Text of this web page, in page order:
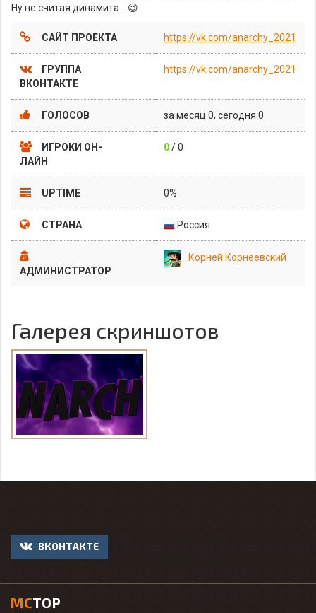
Ну не считая динамита... 😉
САЙТ ПРОЕКТА https://vk.com/anarchy_2021
ГРУППА
ВКОНТАКТЕ
https://vk.com/anarchy_2021
ГОЛОСОВ за месяц 0, сегодня 0
ИГРОКИ ОН-
ЛАЙН
0/ 0
UPTIME 0%
СТРАНА Россия
АДМИНИСТРАТОР
Корней Корнеевский
Галерея скриншотов
ВКОНТАКТЕ
MCTOP